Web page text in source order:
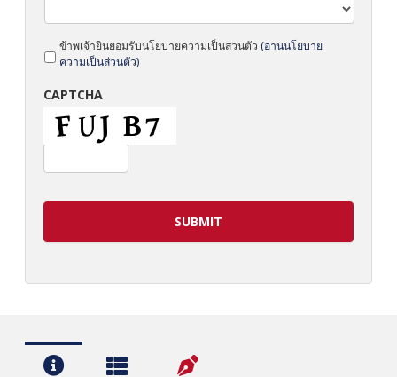
ข้าพเจ้ายินยอมรับนโยบายความเป็นส่วนตัว (อ่านนโยบาย
ความเป็นส่วนตัว)
CAPTCHA